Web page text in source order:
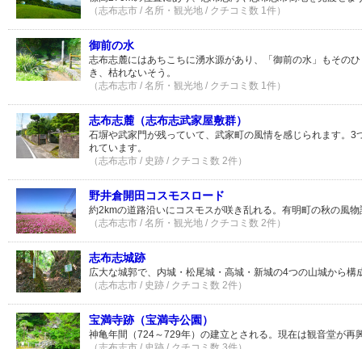
（志布志市 / 名所・観光地 / クチコミ数 1件）
御前の水
志布志麓にはあちこちに湧水源があり、「御前の水」もその
き、枯れないそう。
（志布志市 / 名所・観光地 / クチコミ数 1件）
志布志麓（志布志武家屋敷群）
石塀や武家門が残っていて、武家町の風情を感じられます。3
れています。
（志布志市 / 史跡 / クチコミ数 2件）
野井倉開田コスモスロード
約2kmの道路沿いにコスモスが咲き乱れる。有明町の秋の風
（志布志市 / 名所・観光地 / クチコミ数 2件）
志布志城跡
広大な城郭で、内城・松尾城・高城・新城の4つの山城から構
（志布志市 / 史跡 / クチコミ数 2件）
宝満寺跡（宝満寺公園）
神亀年間（724～729年）の建立とされる。現在は観音堂が再